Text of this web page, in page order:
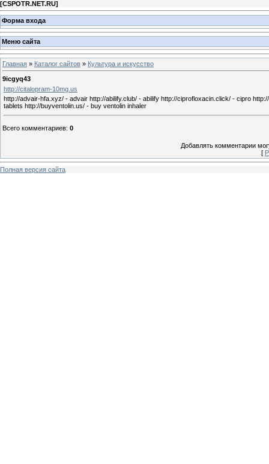
[CSPOTR.NET.RU]
Форма входа
Меню сайта
Главная » Каталог сайтов » Культура и искусство
9icgyq43
http://citalopram-10mg.us
http://advair-hfa.xyz/ - advair http://abilify.club/ - abilify http://ciprofloxacin.click/ - cipro
tablets http://buyventolin.us/ - buy ventolin inhaler
Всего комментариев: 0
Добавлять комментарии
[
Полная версия сайта